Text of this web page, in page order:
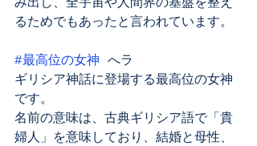
み出し、全宇宙や人間界の基盤を整え
るためでもあったと言われています。
#最高位の女神 へラ
ギリシア神話に登場する最高位の女神
です。
名前の意味は、古典ギリシア語で「貴
婦人」を意味しており、結婚と母性、